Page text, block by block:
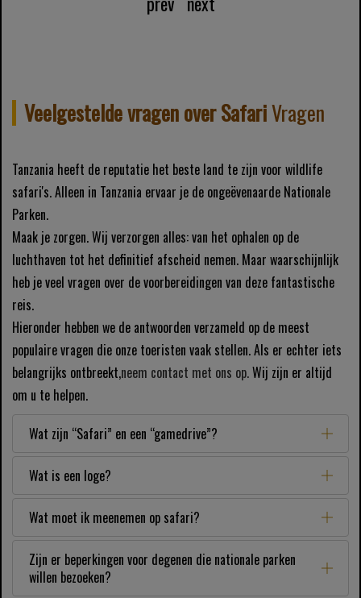
Veelgestelde vragen over SafariVragen
Tanzania heeft de reputatie het beste land te zijn voor wildlife
safari's. Alleen in Tanzania ervaar je de ongeëvenaarde Nationale
Parken.
Maak je zorgen. Wij verzorgen alles: van het ophalen op de
luchthaven tot het definitief afscheid nemen. Maar waarschijnlijk
heb je veel vragen over de voorbereidingen van deze fantastische
reis.
Hieronder hebben we de antwoorden verzameld op de meest
populaire vragen die onze toeristen vaak stellen. Als er echter iets
belangrijks ontbreekt,neem contact met ons op.Wij zijn er altijd
om u te helpen.
Wat zijn “Safari” en een “gamedrive”?
Wat is een loge?
Wat moet ik meenemen op safari?
Zijn er beperkingen voor degenen die nationale parken
willen bezoeken?